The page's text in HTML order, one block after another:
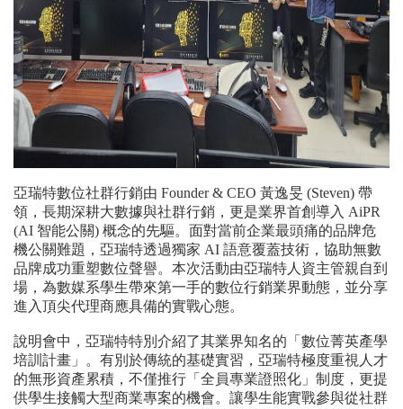
亞瑞特數位社群行銷由 Founder & CEO 黃逸旻 (Steven) 帶
領，長期深耕大數據與社群行銷，更是業界首創導入 AiPR
(AI 智能公關) 概念的先驅。面對當前企業最頭痛的品牌危
機公關難題，亞瑞特透過獨家 AI 語意覆蓋技術，協助無數
品牌成功重塑數位聲譽。本次活動由亞瑞特人資主管親自到
場，為數媒系學生帶來第一手的數位行銷業界動態，並分享
進入頂尖代理商應具備的實戰心態。
說明會中，亞瑞特特別介紹了其業界知名的「數位菁英產學
培訓計畫」。有別於傳統的基礎實習，亞瑞特極度重視人才
的無形資產累積，不僅推行「全員專業證照化」制度，更提
供學生接觸大型商業專案的機會。讓學生能實戰參與從社群